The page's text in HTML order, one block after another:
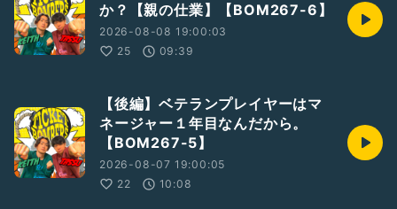
か？【親の仕業】【BOM267-6】
2026-08-08 19:00:03
25
09:39
【後編】ベテランプレイヤーはマ
ネージャー１年目なんだから。
【BOM267-5】
2026-08-07 19:00:05
22
10:08